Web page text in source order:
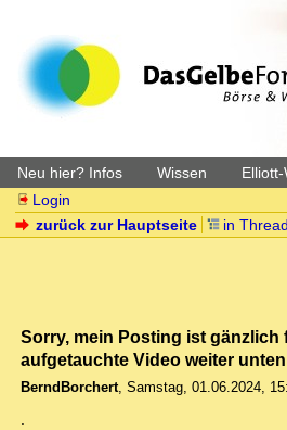
Neu hier? Infos Wissen
Login
zurück zur Hauptseite
in
Sorry, mein Posting ist gänzlich
aufgetauchte Video weiter
BerndBorchert, Samstag, 01.06.2024,
.